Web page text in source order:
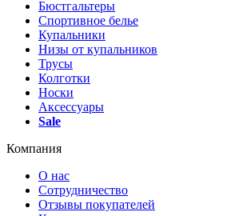
Бюстгальтеры
Спортивное белье
Купальники
Низы от купальников
Трусы
Колготки
Носки
Аксессуары
Sale
Компания
О нас
Сотрудничество
Отзывы покупателей